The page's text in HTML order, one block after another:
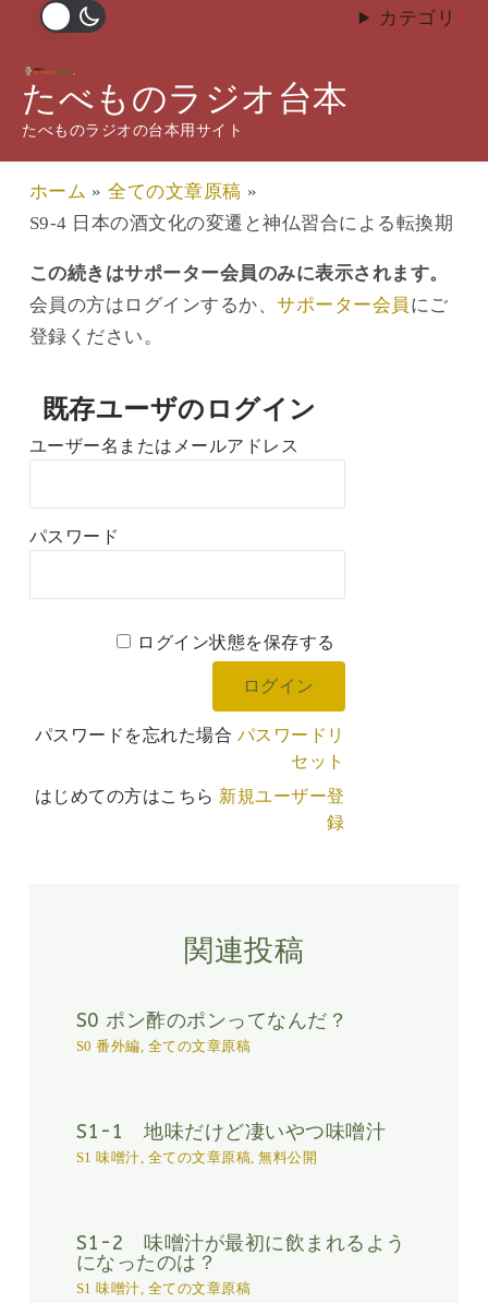
カテゴリ
たべものラジオ台本
たべものラジオの台本用サイト
S9-4 日本の酒文化の変遷と神
仏習合による転換期
ホーム
全ての文章原稿
S9-4 日本の酒文化の変遷と神仏習合による転換期
この続きはサポーター会員のみに表示されます。
会員の方はログインするか、サポーター会員 にご
登録ください。
既存ユーザのログイン
ユーザー名またはメールアドレス
パスワード
ログイン状態を保存する
パスワードを忘れた場合 パスワードリ
セット
はじめての方はこちら 新規ユーザー登
録
関連投稿
S0 ポン酢のポンってなんだ？
S0 番外編, 全ての文章原稿
S1-1 地味だけど凄いやつ味噌汁
S1 味噌汁, 全ての文章原稿,無料公開
S1-2 味噌汁が最初に飲まれるよう
になったのは？
S1 味噌汁, 全ての文章原稿